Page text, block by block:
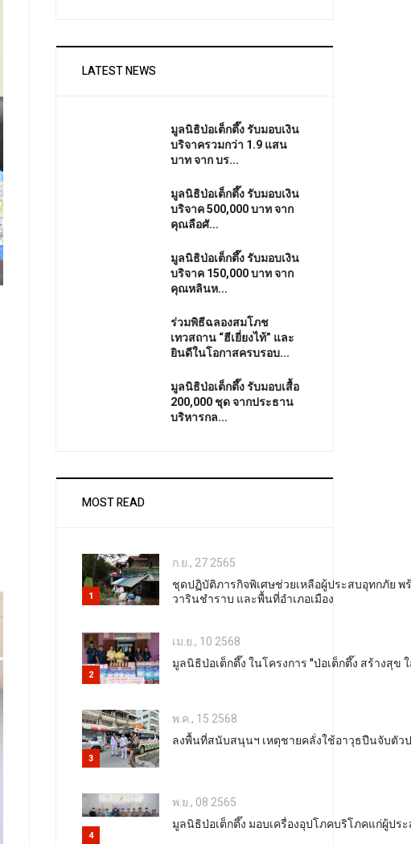
LATEST NEWS
มูลนิธิป่อเต็กตึ๊ง รับมอบเงิน
บริจาครวมกว่า 1.9 แสน
บาท จาก บร...
มูลนิธิป่อเต็กตึ๊ง รับมอบเงิน
บริจาค 500,000 บาท จาก
คุณลือศั...
มูลนิธิป่อเต็กตึ๊ง รับมอบเงิน
บริจาค 150,000 บาท จาก
คุณหลินห...
ร่วมพิธีฉลองสมโภช
เทวสถาน “ฮีเยี่ยงไท้” และ
ยินดีในโอกาสครบรอบ...
มูลนิธิป่อเต็กตึ๊ง รับมอบเสื้อ
200,000 ชุด จากประธาน
บริหารกล...
MOST READ
1
ก.ย., 27 2565
ชุดปฏิบัติภารกิจพิเศษช่วยเหลือผู้ประสบอุทกภัย
วารินชำราบ และพื้นที่อำเภอเมือง
2
เม.ย., 10 2568
มูลนิธิป่อเต็กตึ๊ง ในโครงการ "ป่อเต็กตึ๊ง สร้างสุข
3
พ.ค., 15 2568
ลงพื้นที่สนับสนุนฯ เหตุชายคลั่งใช้อาวุธปืนจับตั
4
พ.ย., 08 2565
มูลนิธิป่อเต็กตึ๊ง มอบเครื่องอุปโภคบริโภคแก่ผู้ป